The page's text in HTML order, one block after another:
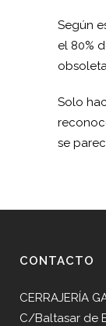
Según
el 80%
Solo
se
CONTACTO
CERRAJERÍA
C/Baltasar de